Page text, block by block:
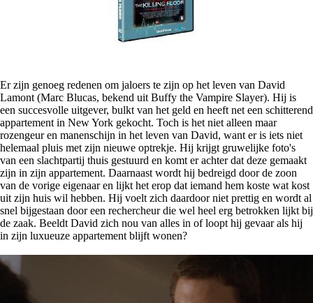
Er zijn genoeg redenen om jaloers te zijn op het leven van David
Lamont (Marc Blucas, bekend uit Buffy the Vampire Slayer). Hij is
een succesvolle uitgever, bulkt van het geld en heeft net een schitterend
appartement in New York gekocht. Toch is het niet alleen maar
rozengeur en manenschijn in het leven van David, want er is iets niet
helemaal pluis met zijn nieuwe optrekje. Hij krijgt gruwelijke foto's
van een slachtpartij thuis gestuurd en komt er achter dat deze gemaakt
zijn in zijn appartement. Daarnaast wordt hij bedreigd door de zoon
van de vorige eigenaar en lijkt het erop dat iemand hem koste wat kost
uit zijn huis wil hebben. Hij voelt zich daardoor niet prettig en wordt al
snel bijgestaan door een rechercheur die wel heel erg betrokken lijkt bij
de zaak. Beeldt David zich nou van alles in of loopt hij gevaar als hij
in zijn luxueuze appartement blijft wonen?